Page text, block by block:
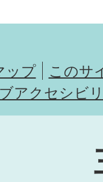
ップ
このサ
アクセシビ